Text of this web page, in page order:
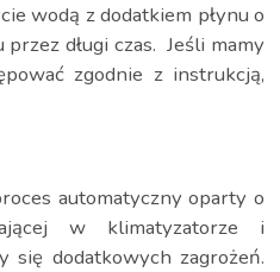
wodą z dodatkiem płynu o
długi czas. Jeśli mamy
zgodnie z instrukcją,
automatyczny oparty o
w klimatyzatorze i
się dodatkowych zagrożeń.